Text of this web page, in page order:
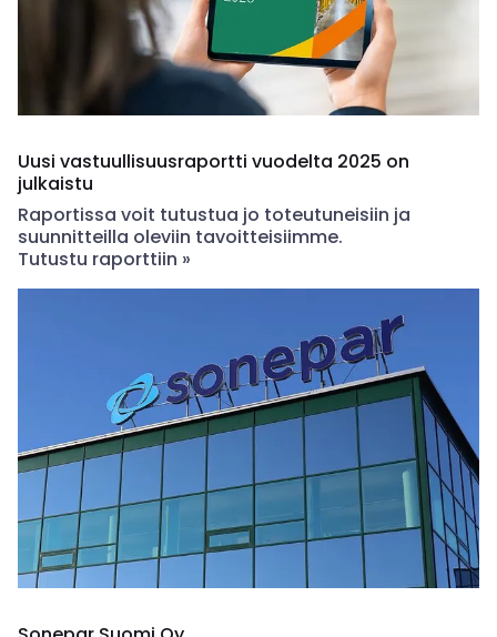
Uusi vastuullisuusraportti vuodelta 2025 on
julkaistu
Raportissa voit tutustua jo toteutuneisiin ja
suunnitteilla oleviin tavoitteisiimme.
Tutustu raporttiin »